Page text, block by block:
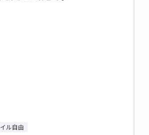
ル自由